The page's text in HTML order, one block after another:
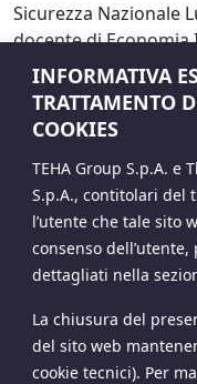
INFORMATIVA
TRATTAMENTO
COOKIES
TEHA Group S.p.A. e
S.p.A., contitolari del
l’utente che tale sito
consenso
dettagliati nella
La chiusura del
del sito web
cookie tecnici). Per
Sicurezza Nazionale
docente di
presso la Facoltà di
dell’Università
Il Sole 24 Ore ed Il
Institutional Economics
economico del
membro del
consigliere e
Intra.
de